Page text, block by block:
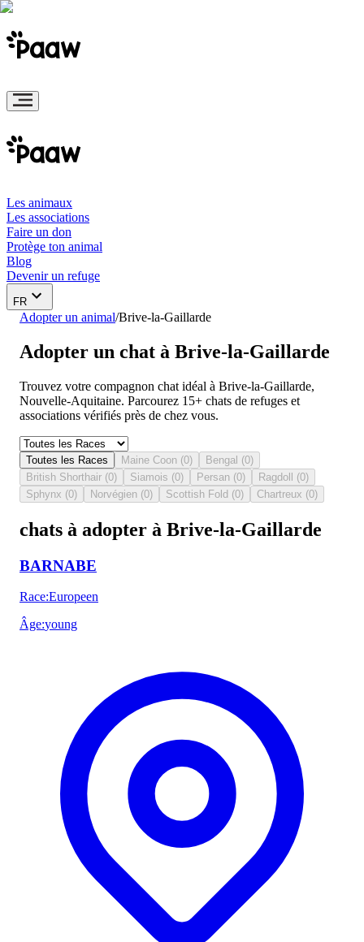
Les animaux
Les associations
Faire un don
Protège ton animal
Blog
Devenir un refuge
FR
Adopter un animal/Brive-la-Gaillarde
Adopter un chat à Brive-la-Gaillarde
Trouvez votre compagnon chat idéal à Brive-la-Gaillarde,
Nouvelle-Aquitaine. Parcourez 15+ chats de refuges et
associations vérifiés près de chez vous.
Toutes les Races Maine Coon (0) Bengal (0)
British Shorthair (0) Siamois (0) Persan (0) Ragdoll (0)
Sphynx (0) Norvégien (0) Scottish Fold (0) Chartreux (0)
chats à adopter à Brive-la-Gaillarde
BARNABE
Race:Europeen
Âge:young